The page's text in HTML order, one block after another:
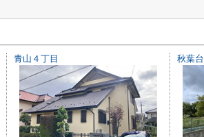
青山４丁目 秋葉台